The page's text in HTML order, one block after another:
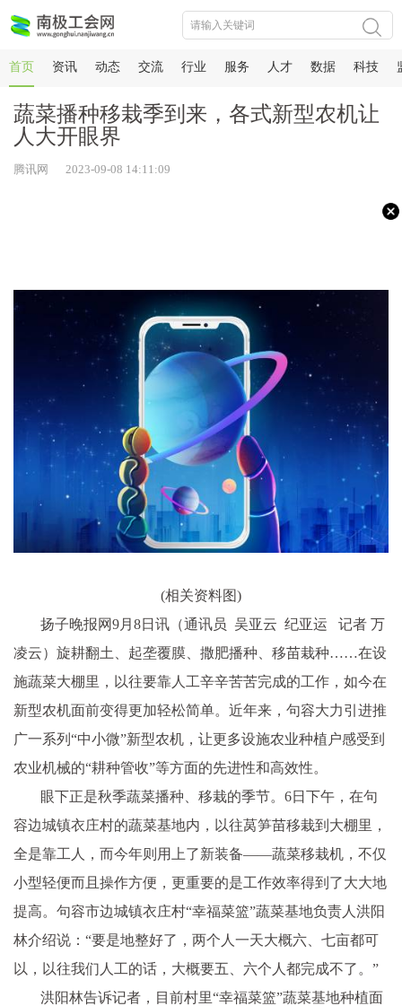
首页 资讯 动态 交流 行业 服务 人才 数据 科技
蔬菜播种移栽季到来，各式新型农机让
人大开眼界
腾讯网 2023-09-08 14:11:09
(相关资料图)
扬子晚报网9月8日讯（通讯员 吴亚云 纪亚运 记者 万
凌云）旋耕翻土、起垄覆膜、撒肥播种、移苗栽种……在设
施蔬菜大棚里，以往要靠人工辛辛苦苦完成的工作，如今在
新型农机面前变得更加轻松简单。近年来，句容大力引进推
广一系列“中小微”新型农机，让更多设施农业种植户感受到
农业机械的“耕种管收”等方面的先进性和高效性。
眼下正是秋季蔬菜播种、移栽的季节。6日下午，在句
容边城镇衣庄村的蔬菜基地内，以往莴笋苗移栽到大棚里，
全是靠工人，而今年则用上了新装备——蔬菜移栽机，不仅
小型轻便而且操作方便，更重要的是工作效率得到了大大地
提高。句容市边城镇衣庄村“幸福菜篮”蔬菜基地负责人洪阳
林介绍说：“要是地整好了，两个人一天大概六、七亩都可
以，以往我们人工的话，大概要五、六个人都完成不了。”
洪阳林告诉记者，目前村里“幸福菜篮”蔬菜基地种植面